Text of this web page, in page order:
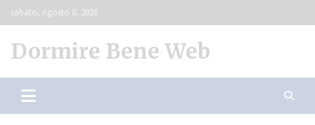
Skip
to
sabato, Agosto 8, 2026
Dormire Bene Web